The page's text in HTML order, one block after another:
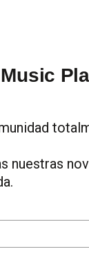
nuestras